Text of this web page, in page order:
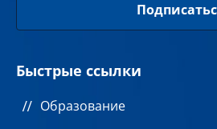
Быстрые ссылки
Образование